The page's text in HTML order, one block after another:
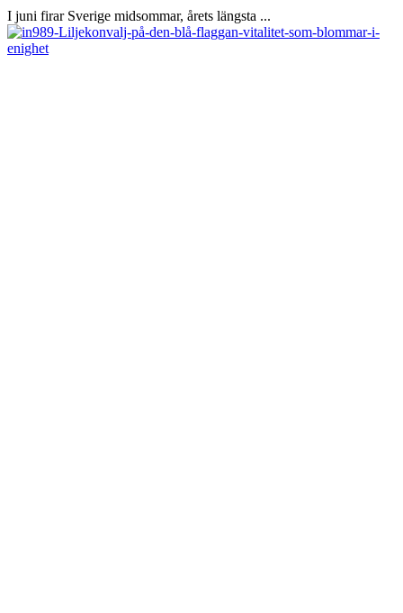
I juni firar Sverige midsommar, årets längsta ...